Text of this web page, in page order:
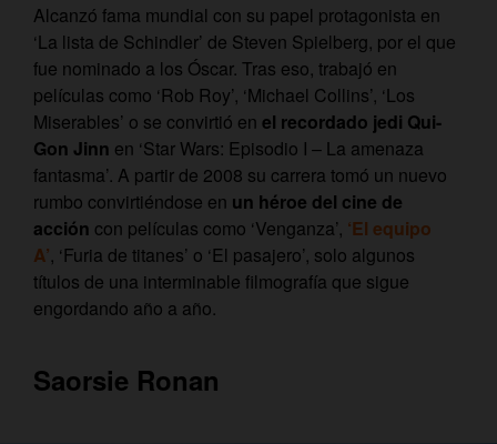
Alcanzó fama mundial con su papel protagonista en
‘La lista de Schindler’ de Steven Spielberg, por el que
fue nominado a los Óscar. Tras eso, trabajó en
películas como ‘Rob Roy’, ‘Michael Collins’, ‘Los
Miserables’ o se convirtió en el recordado jedi Qui-
Gon Jinn en ‘Star Wars: Episodio I – La amenaza
fantasma’. A partir de 2008 su carrera tomó un nuevo
rumbo convirtiéndose en un héroe del cine de
acción con películas como ‘Venganza’, ‘El equipo
A’, ‘Furia de titanes’ o ‘El pasajero’, solo algunos
títulos de una interminable filmografía que sigue
engordando año a año.
Saorsie Ronan